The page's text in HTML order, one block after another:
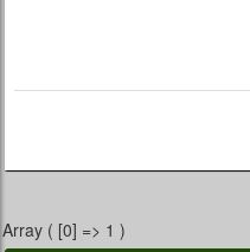
Array ( [0] => 1 )